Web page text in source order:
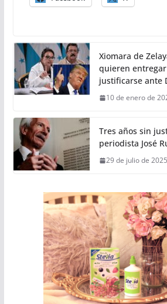
Xiomara de
quieren
justificarse ante
10 de enero de
Tres años sin
periodista José
29 de julio de 2025